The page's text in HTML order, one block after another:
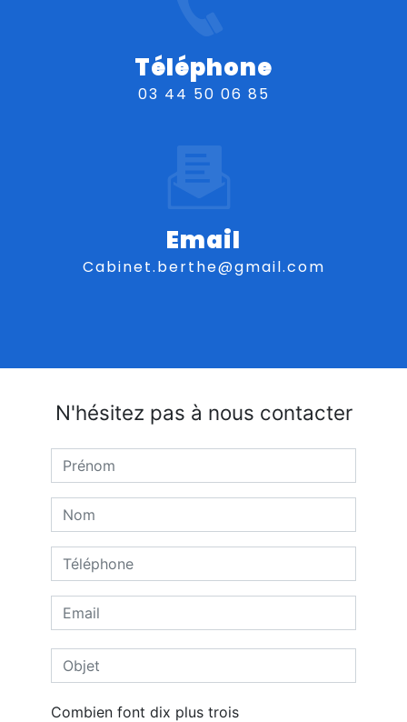
Téléphone
03 44 50 06 85
Email
cabinet.berthe@gmail.com
N'hésitez pas à nous contacter
Combien font dix plus trois